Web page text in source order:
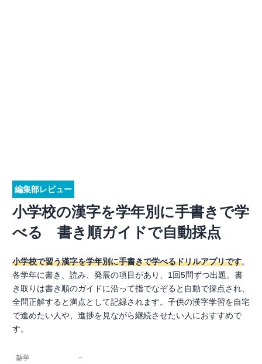
編集部レビュー
小学校の漢字を学年別に手書きで学
べる 書き順ガイドで自動採点
小学校で習う漢字を学年別に手書きで学べるドリルアプリです。
各学年に書き、読み、発展の項目があり、1回5問ずつ出題。書
き取りは書き順のガイドに沿って指でなぞると自動で採点され、
全問正解すると満点として記録されます。子供の漢字学習を自宅
で進めたい人や、進捗を見ながら継続させたい人におすすめで
す。
語学 －